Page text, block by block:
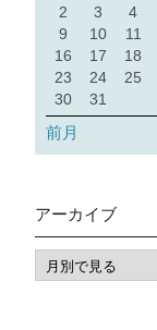
2
3 4
9
10 11
16
17 18
23
24 25
30
31
前月
アーカイブ